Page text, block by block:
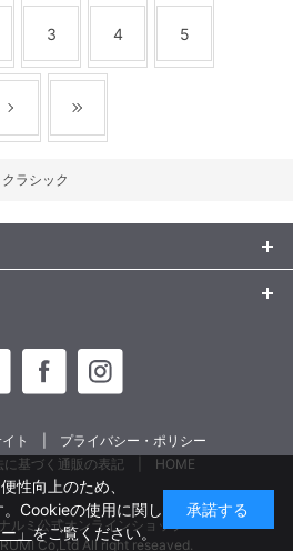
3 4 5
クラシック
ト
プライバシー・ポリシー
基づく通販の表記
HOME
ルミ公式オンラインショップ
Co,Ltd All right reseaved.
性向上のため、
Cookieの使用に関し
」をご覧ください。
承諾する